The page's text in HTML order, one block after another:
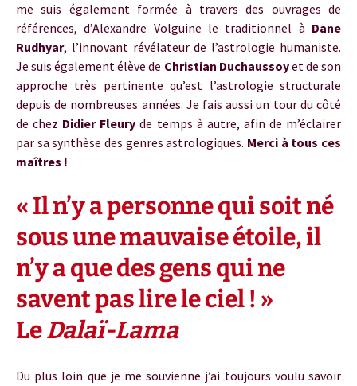
me suis également formée à travers des ouvrages de
références, d’Alexandre Volguine le traditionnel à Dane
Rudhyar, l’innovant révélateur de l’astrologie humaniste.
Je suis également élève de Christian Duchaussoyet de son
approche très pertinente qu’est l’astrologie structurale
depuis de nombreuses années. Je fais aussi un tour du côté
de chez Didier Fleury de temps à autre, afin de m’éclairer
par sa synthèse des genres astrologiques. Merci à tous ces
maîtres !
« Il n’y a personne qui soit né
sous une mauvaise étoile, il
n’y a que des gens qui ne
savent pas lirele ciel ! »
LeDalaï-Lama
Du plus loin que je me souvienne j’ai toujours voulu savoir